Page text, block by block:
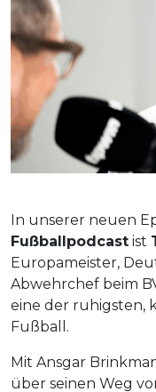
In unserer neuen
Fußballpodcast ist
Europameister,
Abwehrchef beim
eine der ruhigsten,
Fußball.
Mit Ansgar
über seinen Weg